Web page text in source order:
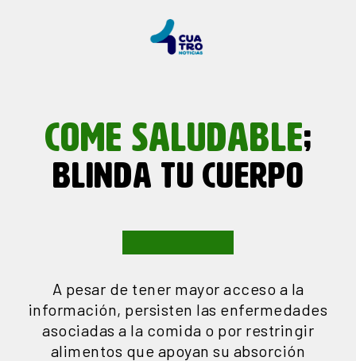
COME SALUDABLE;
BLINDA TU CUERPO
A pesar de tener mayor acceso a la
información, persisten las enfermedades
asociadas a la comida o por restringir
alimentos que apoyan su absorción